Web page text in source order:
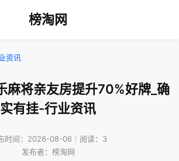
榜淘网
资讯
麻将亲友房提升70%好牌_确
实有挂-行业资讯
时间：2026-08-06｜阅读：3
发布者：榜淘网